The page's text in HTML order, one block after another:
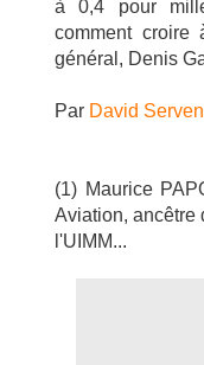
à 0,4 pour
comment croire
général, Denis
Par David
(1) Maurice
Aviation, ancêtre
l'UIMM...